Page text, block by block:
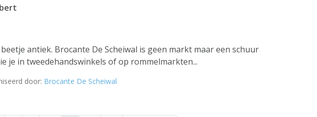
antiek. Brocante De Scheiwal is geen markt maar een schuur
je in tweedehandswinkels of op rommelmarkten...
door: Brocante De Scheiwal